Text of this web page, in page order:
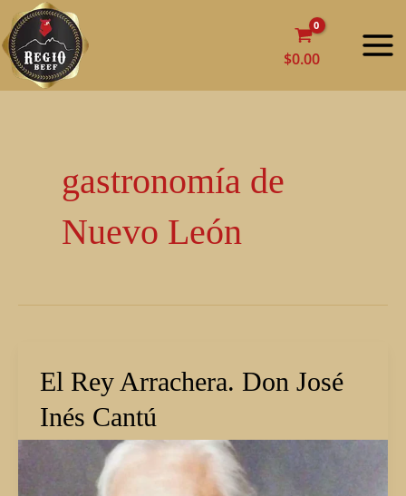
al
contenido
$0.00
gastronomía de
Nuevo León
El Rey Arrachera. Don José
Inés Cantú
El
Rey
Arrachera.
Don